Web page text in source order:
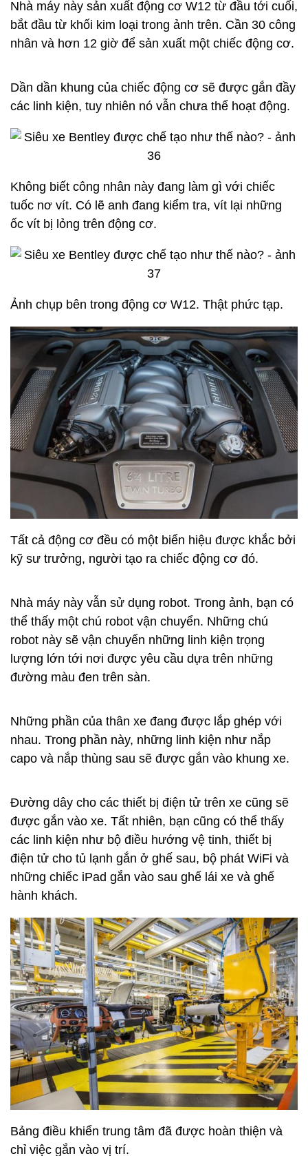
Gỗ phải trải qua rất nhiều giai đoạn đánh bóng. Tất
cả những giai đoạn này đều được thực hiện thủ
chiếc Mulsanne. Nhà máy Crewe của Bentley thực
sự là nhà máy sản xuất động cơ W12 lớn nhất trên
thế giới.
bắt đầu từ khối kim loại trong ảnh trên. Cần 30 công
nhân và hơn 12 giờ để sản xuất một chiếc động cơ.
Dần dần khung của chiếc động cơ sẽ được gắn đầy
các linh kiện, tuy nhiên nó vẫn chưa thể hoạt động.
Không biết công nhân này đang làm gì với chiếc
tuốc nơ vít. Có lẽ anh đang kiểm tra, vít lại những
ốc vít bị lỏng trên động cơ.
Ảnh chụp bên trong động cơ W12. Thật phức tạp.